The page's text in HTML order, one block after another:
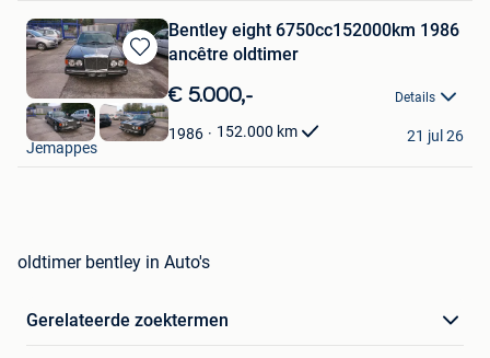
Bewaren
in
Mijn
Favorieten
Bentley eight 6750cc152000km 1986
ancêtre oldtimer
€ 5.000,- Details
1986 152.000 km
JCARS
Jemappes
21 jul 26
oldtimer bentley in Auto's
Gerelateerde zoektermen